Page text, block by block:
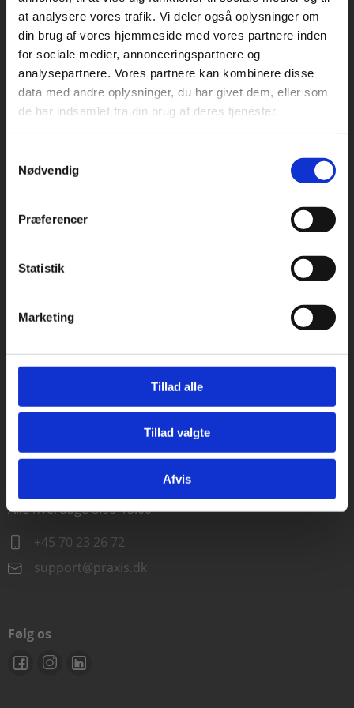
at analysere vores trafik. Vi deler også oplysninger om
din brug af vores hjemmeside med vores partnere inden
for sociale medier, annonceringspartnere og
analysepartnere. Vores partnere kan kombinere disse
data med andre oplysninger, du har givet dem, eller som
de har indsamlet fra din brug af deres tjenester.
Nødvendig
Præferencer
Statistik
Marketing
Tillad alle
Tillad valgte
Afvis
Praxis Forlag A/S
CVR 41280921
København
1120 København K
Kochsgade 31D
Rødekro
Kontakt kundeservice
+45 70 23 85 87
Kontakt teknisk support
Alle hverdage 8.00-15.00
+45 70 23 26 72
support@praxis.dk
Følg os
For privatkunder og
studerende. Du får
vist priser inkl.
For institutioner og
virksomheder. Du
får vist priser ekskl.
Gå til praxisOnline